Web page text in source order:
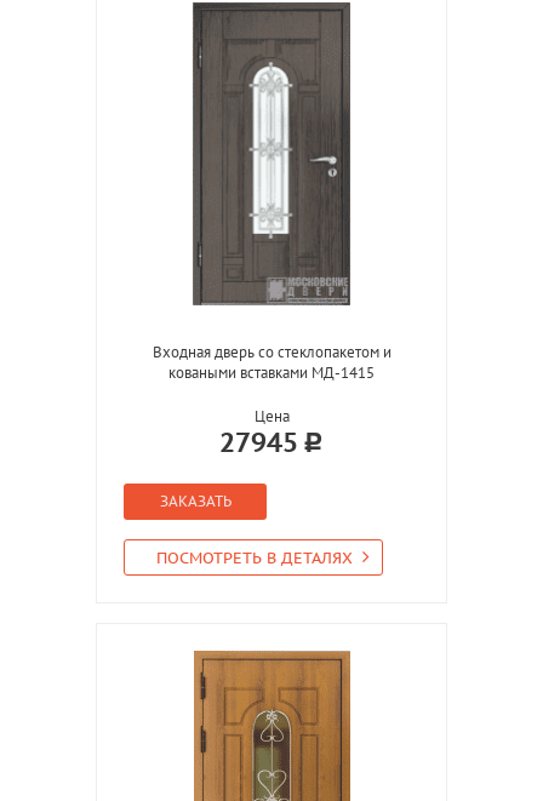
Входная дверь со стеклопакетом и
коваными вставками МД-1415
Цена
27945
ЗАКАЗАТЬ
ПОСМОТРЕТЬ В ДЕТАЛЯХ